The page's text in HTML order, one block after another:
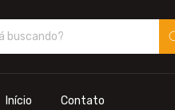
Início Contato